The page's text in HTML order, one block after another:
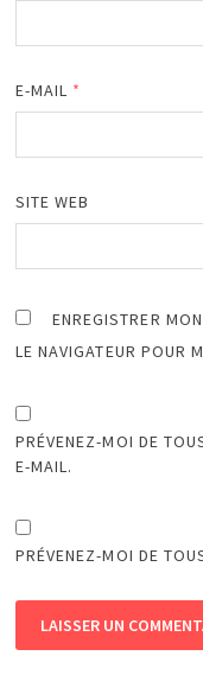
E-MAIL *
SITE WEB
ENREGISTRER
LE NAVIGATEUR POUR
PRÉVENEZ-MOI DE
E-MAIL.
PRÉVENEZ-MOI DE